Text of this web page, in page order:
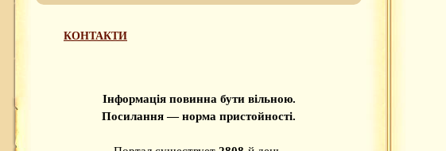
КОНТАКТИ
Інформація повинна бути вільною.
Посилання — норма пристойності.